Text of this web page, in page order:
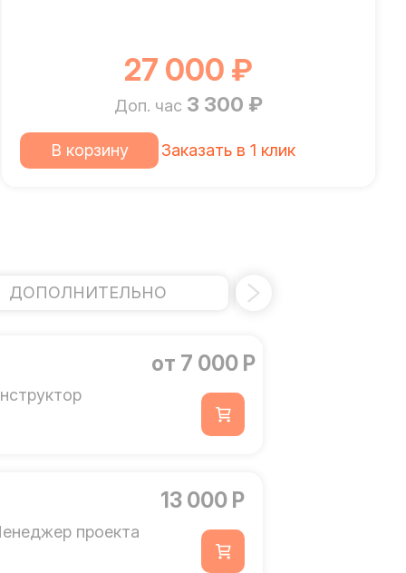
27 000 ₽
Доп. час 3 300 ₽
В корзину Заказать в 1 клик
ДОПОЛНИТЕЛЬНО
от 7 000 Р
проекта
13 000 Р